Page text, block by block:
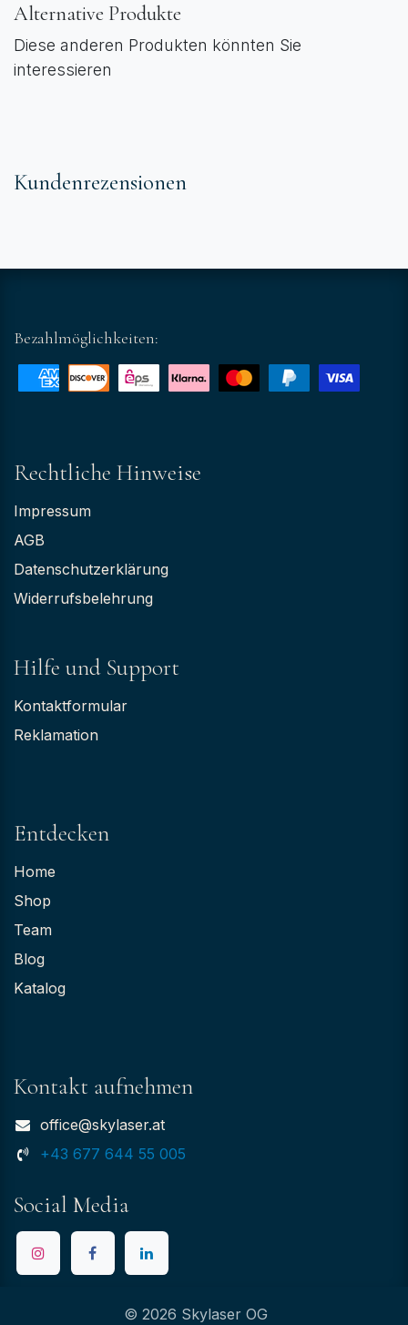
Alternative Produkte
Diese anderen Produkten könnten Sie
interessieren
Kundenrezensionen
Bezahlmöglichkeiten:
Rechtliche Hinweise
Impressum
AGB
Datenschutzerklärung
Widerrufsbelehrung
Hilfe und Support
Kontaktformular
Reklamation
Entdecken
Home
Shop
Team
Blog
Katalog
Kontakt aufnehmen
office@skylaser.at
+43 677 644 55 005
Social Media
© 2026 Skylaser OG